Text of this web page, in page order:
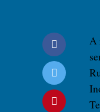
A